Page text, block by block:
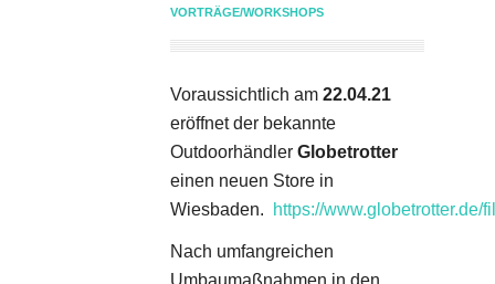
VORTRÄGE/WORKSHOPS
Voraussichtlich am 22.04.21
eröffnet der bekannte
Outdoorhändler Globetrotter
einen neuen Store in
Wiesbaden.
https://www.globetrotter.de/
Nach umfangreichen
Umbaumaßnahmen in den